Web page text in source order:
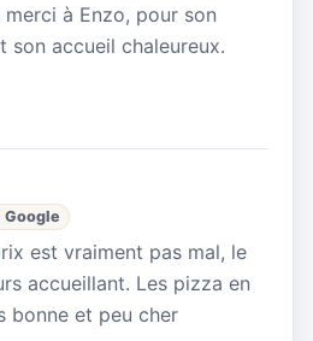
à Enzo, pour son
son accueil chaleureux.
Google
est vraiment pas mal, le
accueillant. Les pizza en
bonne et peu cher